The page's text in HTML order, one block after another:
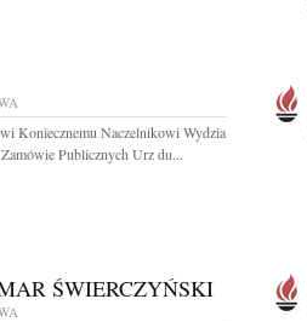
Koniecznemu Naczelnikowi Wydzia
Publicznych Urz du...
ŚWIERCZYŃSKI